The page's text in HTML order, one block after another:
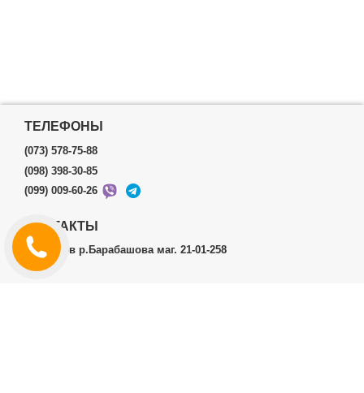
ТЕЛЕФОНЫ
(073) 578-75-88
(098) 398-30-85
(099) 009-60-26
КОНТАКТЫ
г.Харьков р.Барабашова маг. 21-01-258